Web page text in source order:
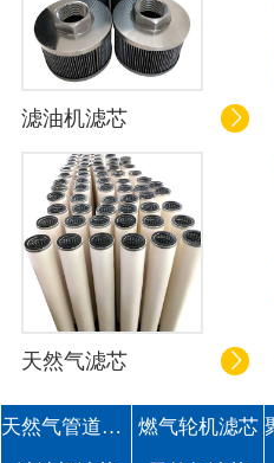
滤油机滤芯 
天然气滤芯 
天然气管道滤芯 燃气轮机滤芯